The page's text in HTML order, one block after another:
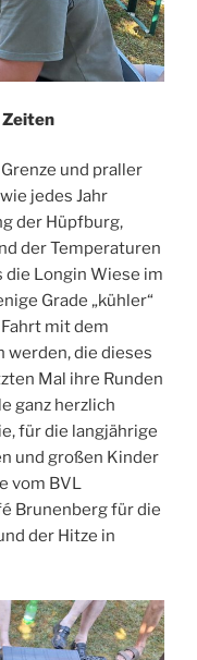
Zeiten
und praller
jedes Jahr
der Hüpfburg,
der Temperaturen
die Longin Wiese im
Grade „kühler“
mit dem
werden, die dieses
Mal ihre Runden
ganz herzlich
für die langjährige
und großen Kinder
vom BVL
Brunenberg für die
der Hitze in